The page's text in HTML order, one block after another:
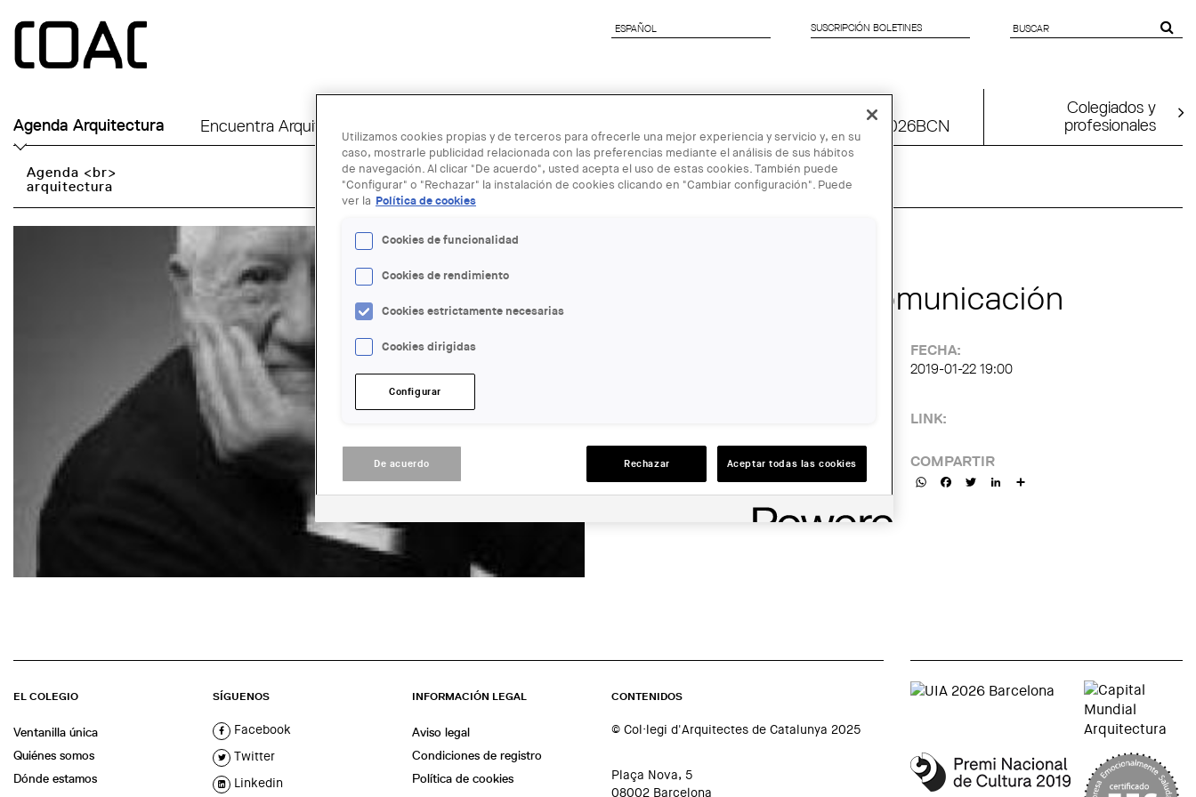
ESPAÑOL
ESPAÑOL SUSCRIPCIÓN BOLETINES
FORM
Agenda Arquitectura Encuentra Arquitecto UIA2026BCN
Colegiados y
profesionales
Agenda <br>
arquitectura
Las marcas y su comunicación
FECHA:
2019-01-22 19:00
LINK:
COMPARTIR
WhatsAppFacebookTwitterLinkedIn
EL COLEGIO
Ventanilla única
Quiénes somos
Dónde estamos
SÍGUENOS
Facebook
Twitter
Linkedin
INFORMACIÓN LEGAL
Aviso legal
Condiciones de registro
Política de cookies
CONTENIDOS
© Col·legi d'Arquitectes de Catalunya 2025
Plaça Nova, 5
08002 Barcelona
Utilizamos cookies propias y de terceros para ofrecerle una mejor experiencia y servicio y, en su
caso, mostrarle publicidad relacionada con las preferencias mediante el análisis de sus hábitos
de navegación. Al clicar "De acuerdo", usted acepta el uso de estas cookies. También puede
"Configurar" o "Rechazar" la instalación de cookies clicando en "Cambiar configuración". Puede
ver la Política de cookies
Cookies de funcionalidad
Cookies de rendimiento
Cookies estrictamente necesarias
Cookies dirigidas
Configurar
De acuerdo Rechazar Aceptar todas las cookies